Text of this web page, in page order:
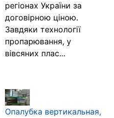
регіонах України за
договірною ціною.
Завдяки технології
пропарювання, у
вівсяних плас...
Опалубка вертикальная,